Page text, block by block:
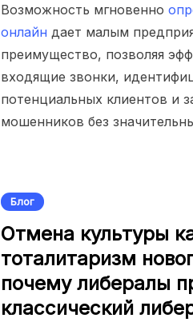
Возможность мгновенно
онлайн дает малым
преимущество, позволяя
входящие звонки,
потенциальных клиентов и
мошенников без
Блог
Отмена культуры
тоталитаризм
почему либералы
классический